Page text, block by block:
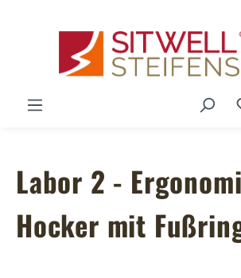
Labor 2 -
Hocker mit